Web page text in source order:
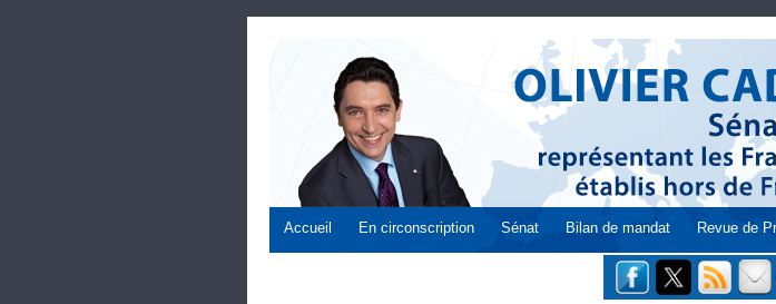
Accueil En circonscription Sénat Bilan de mandat Revue de